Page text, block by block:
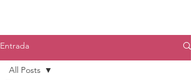
Entrada
All Posts